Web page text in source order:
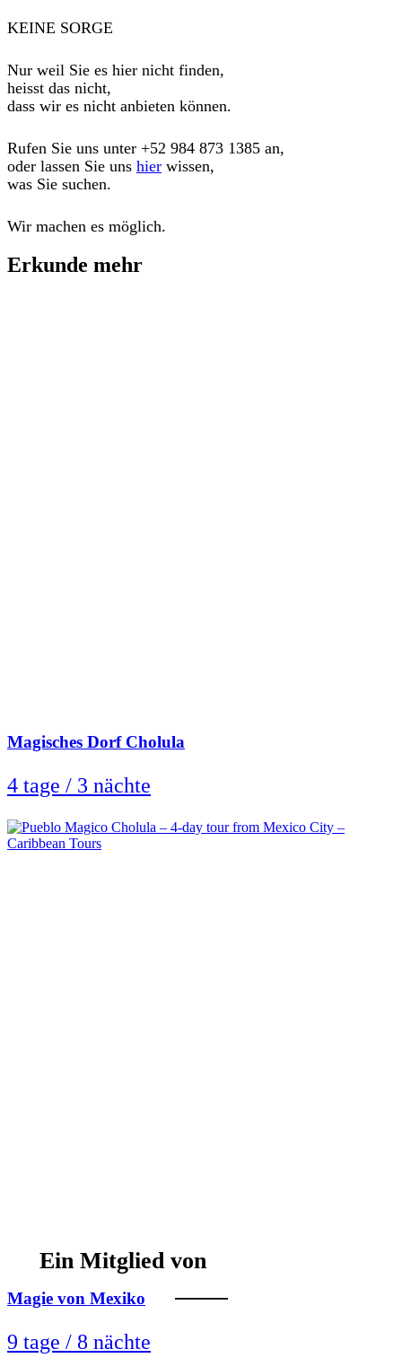
KEINE SORGE
Nur weil Sie es hier nicht finden,
heisst das nicht,
dass wir es nicht anbieten können.
Rufen Sie uns unter +52 984 873 1385 an,
oder lassen Sie uns hier wissen,
was Sie suchen.
Wir machen es möglich.
Erkunde mehr
Magisches Dorf Cholula
4 tage / 3 nächte
Magie von Mexiko
9 tage / 8 nächte
Ein Mitglied von